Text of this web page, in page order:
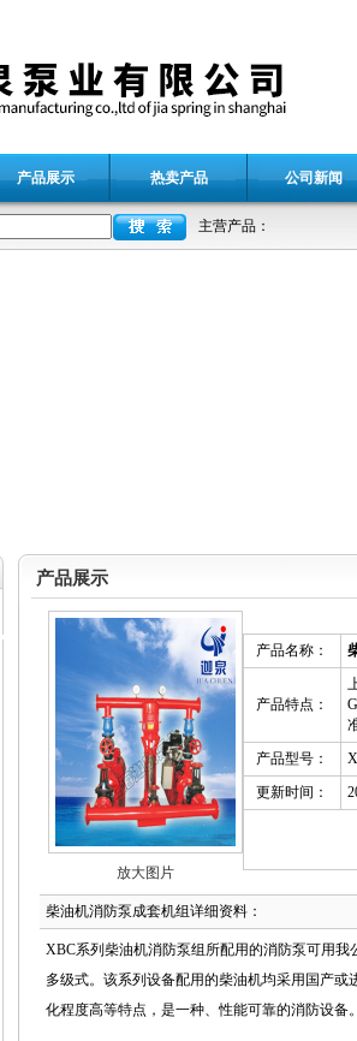
产品展示 热卖产品 公司新闻
主营产品：
产品展示
放大图片
产品名称：
产品特点：
产品型号：
更新时间：
柴油机消防泵成套机组详细资料：
XBC系列柴油机消防泵组所配用的消防泵可用
多级式。该系列设备配用的柴油机均采用国产
化程度高等特点，是一种、性能可靠的消防设备。